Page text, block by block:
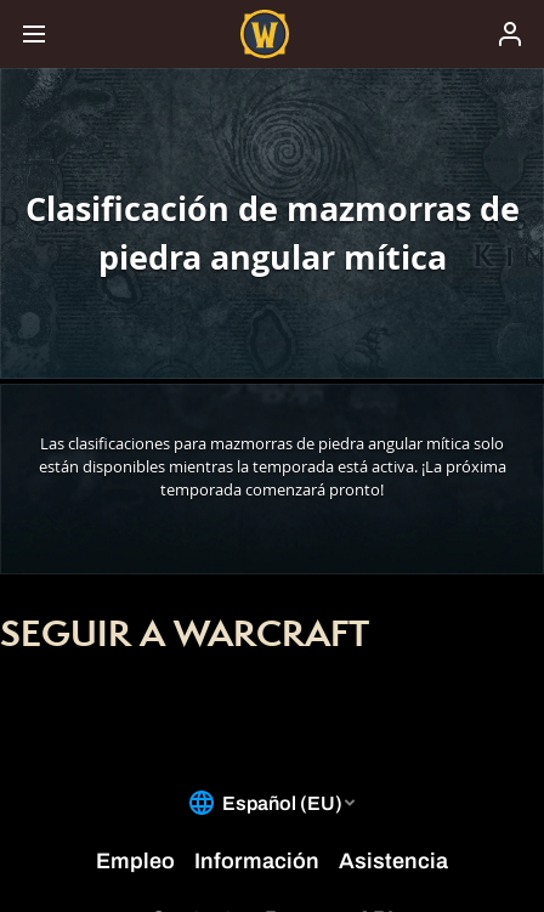
Clasificación de mazmorras de
piedra angular mítica
Las clasificaciones para mazmorras de piedra angular mítica solo
están disponibles mientras la temporada está activa. ¡La próxima
temporada comenzará pronto!
SEGUIR A WARCRAFT